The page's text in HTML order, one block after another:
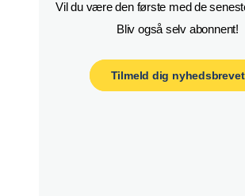
Vil du være den første med de
Bliv også selv abonnent!
Tilmeld dig nyhedsbrevet